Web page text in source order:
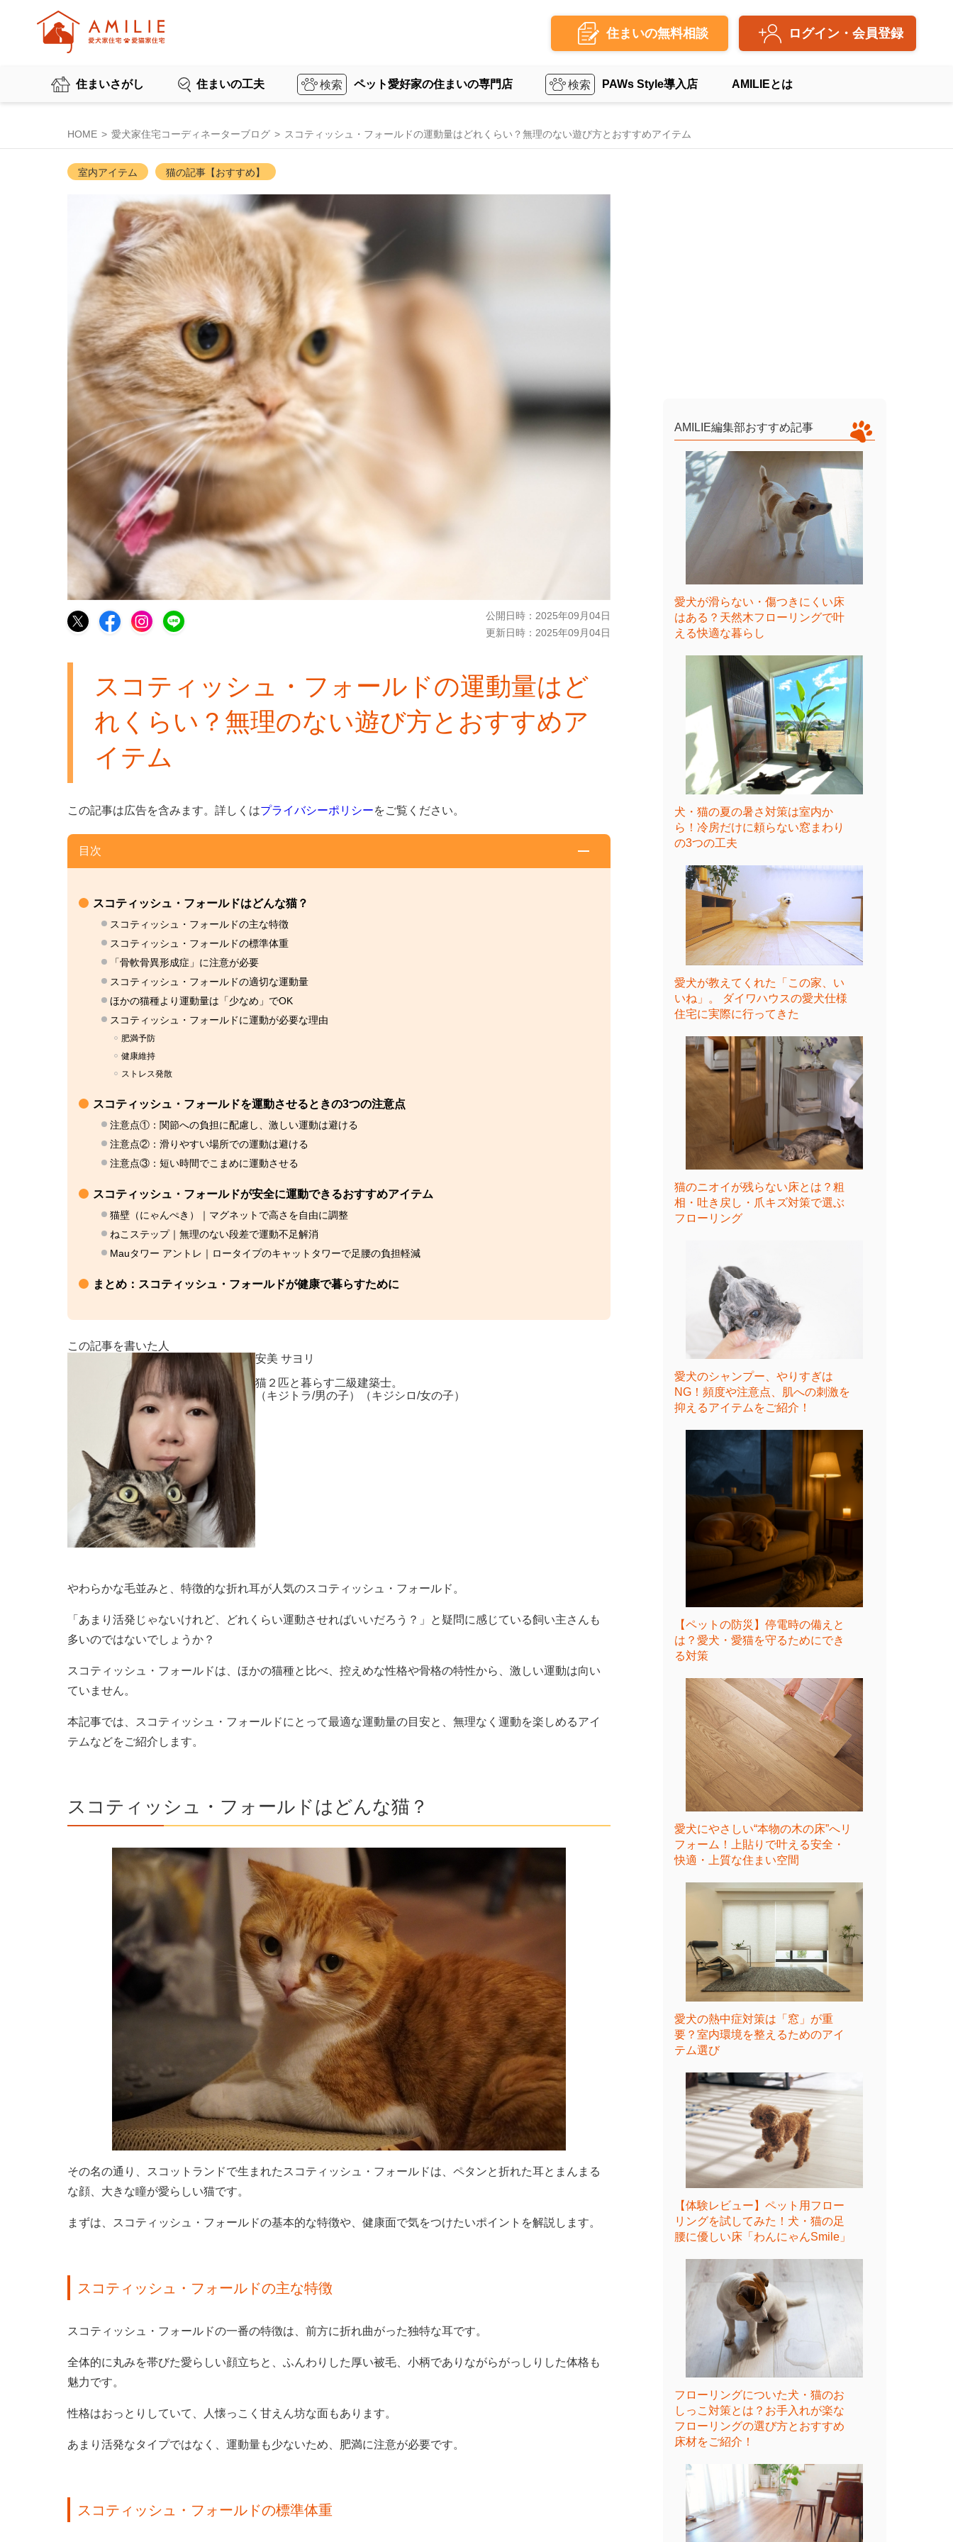
住まいの無料相談 ログイン・会員登録
住まいさがし 住まいの工夫 ペット愛好家の住まいの専門店 PAWs Style導入店 AMILIEとは
HOME 愛犬家住宅コーディネーターブログ スコティッシュ・フォールドの運動量はどれくらい？無理のない遊び方とおすすめアイテム
室内アイテム 猫の記事【おすすめ】
公開日時： 2025年09月04日
更新日時： 2025年09月04日
スコティッシュ・フォールドの運動量はど
れくらい？無理のない遊び方とおすすめア
イテム
この記事は広告を含みます。 詳しくはプライバシーポリシーをご覧ください。
目次
スコティッシュ・フォールドはどんな猫？
スコティッシュ・フォールドの主な特徴
スコティッシュ・フォールドの標準体重
「骨軟骨異形成症」に注意が必要
スコティッシュ・フォールドの適切な運動量
ほかの猫種より運動量は「少なめ」でOK
スコティッシュ・フォールドに運動が必要な理由
肥満予防
健康維持
ストレス発散
スコティッシュ・フォールドを運動させるときの3つの注意点
注意点①：関節への負担に配慮し、激しい運動は避ける
注意点②：滑りやすい場所での運動は避ける
注意点③：短い時間でこまめに運動させる
スコティッシュ・フォールドが安全に運動できるおすすめアイテム
猫壁（にゃんぺき）｜マグネットで高さを自由に調整
ねこステップ｜無理のない段差で運動不足解消
Mauタワー アントレ｜ロータイプのキャットタワーで足腰の負担軽減
まとめ：スコティッシュ・フォールドが健康で暮らすために
この記事を書いた人
安美 サヨリ
猫２匹と暮らす二級建築士。
（キジトラ/男の子）（キジシロ/女の子）
やわらかな毛並みと、特徴的な折れ耳が人気のスコティッシュ・フォールド。
「あまり活発じゃないけれど、どれくらい運動させればいいだろう？」と疑問に感じている飼い主さんも
多いのではないでしょうか？
スコティッシュ・フォールドは、ほかの猫種と比べ、控えめな性格や骨格の特性から、激しい運動は向い
ていません。
本記事では、スコティッシュ・フォールドにとって最適な運動量の目安と、無理なく運動を楽しめるアイ
テムなどをご紹介します。
スコティッシュ・フォールドはどんな猫？
その名の通り、スコットランドで生まれたスコティッシュ・フォールドは、ペタンと折れた耳とまんまる
な顔、大きな瞳が愛らしい猫です。
まずは、スコティッシュ・フォールドの基本的な特徴や、健康面で気をつけたいポイントを解説します。
スコティッシュ・フォールドの主な特徴
スコティッシュ・フォールドの一番の特徴は、前方に折れ曲がった独特な耳です。
全体的に丸みを帯びた愛らしい顔立ちと、ふんわりした厚い被毛、小柄でありながらがっしりした体格も
魅力です。
性格はおっとりしていて、人懐っこく甘えん坊な面もあります。
あまり活発なタイプではなく、運動量も少ないため、肥満に注意が必要です。
スコティッシュ・フォールドの標準体重
AMILIE編集部おすすめ記事
愛犬が滑らない・傷つきにくい床
はある？天然木フローリングで叶
える快適な暮らし
犬・猫の夏の暑さ対策は室内か
ら！冷房だけに頼らない窓まわり
の3つの工夫
愛犬が教えてくれた「この家、い
いね」。 ダイワハウスの愛犬仕様
住宅に実際に行ってきた
猫のニオイが残らない床とは？粗
相・吐き戻し・爪キズ対策で選ぶ
フローリング
愛犬のシャンプー、やりすぎは
NG！頻度や注意点、肌への刺激を
抑えるアイテムをご紹介！
【ペットの防災】停電時の備えと
は？愛犬・愛猫を守るためにでき
る対策
愛犬にやさしい“本物の木の床”へリ
フォーム！上貼りで叶える安全・
快適・上質な住まい空間
愛犬の熱中症対策は「窓」が重
要？室内環境を整えるためのアイ
テム選び
【体験レビュー】ペット用フロー
リングを試してみた！犬・猫の足
腰に優しい床「わんにゃんSmile」
フローリングについた犬・猫のお
しっこ対策とは？お手入れが楽な
フローリングの選び方とおすすめ
床材をご紹介！